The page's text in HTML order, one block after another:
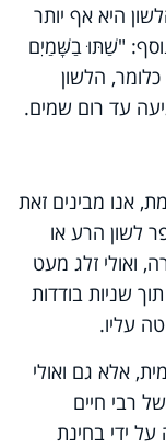
היא אף יותר
"שַׁתּוּ בַשָּׁמַיִם
הלשון
עד רום שמים.
אנו מבינים זאת
לשון הרע או
ואולי זלג מעט
שניות בודדות
עליו.
אלא גם ואולי
רבי חיים
על ידי בחינת